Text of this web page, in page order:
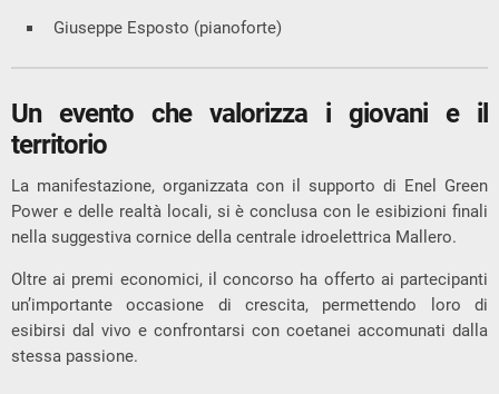
Giuseppe Esposto (pianoforte)
Un evento che valorizza i giovani e il
territorio
La manifestazione, organizzata con il supporto di Enel Green
Power e delle realtà locali, si è conclusa con le esibizioni finali
nella suggestiva cornice della centrale idroelettrica Mallero.
Oltre ai premi economici, il concorso ha offerto ai partecipanti
un’importante occasione di crescita, permettendo loro di
esibirsi dal vivo e confrontarsi con coetanei accomunati dalla
stessa passione.